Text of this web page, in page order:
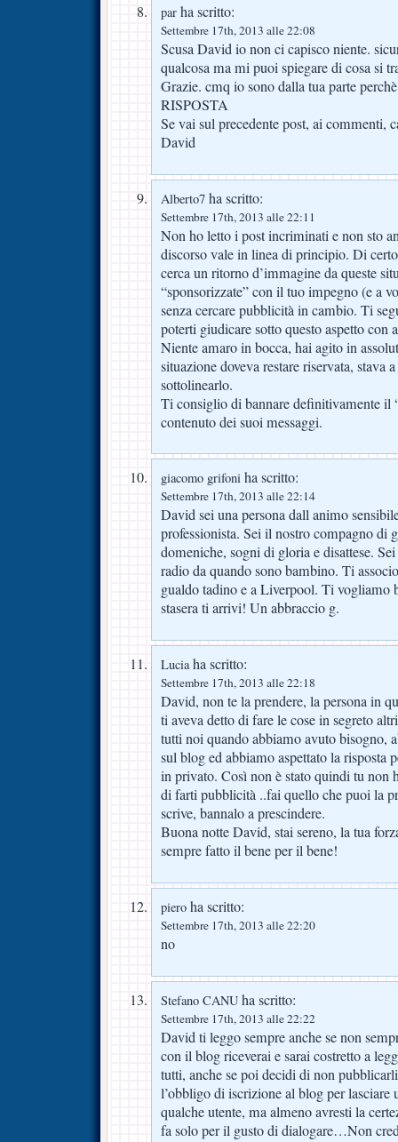
par ha scritto:
Settembre 17th, 2013 alle 22:08
Scusa David io non ci capisco niente.
qualcosa ma mi puoi spiegare di cosa si
Grazie. cmq io sono dalla tua parte
RISPOSTA
Se vai sul precedente post, ai commenti,
David
Alberto7 ha scritto:
Settembre 17th, 2013 alle 22:11
Non ho letto i post incriminati e non sto
discorso vale in linea di principio. Di
cerca un ritorno d’immagine da queste
“sponsorizzate” con il tuo impegno (e a
senza cercare pubblicità in cambio. Ti
poterti giudicare sotto questo aspetto con
Niente amaro in bocca, hai agito in
situazione doveva restare riservata, stava
sottolinearlo.
Ti consiglio di bannare definitivamente il
contenuto dei suoi messaggi.
giacomo grifoni ha scritto:
Settembre 17th, 2013 alle 22:14
David sei una persona dall animo
professionista. Sei il nostro compagno di
domeniche, sogni di gloria e disattese.
radio da quando sono bambino. Ti
gualdo tadino e a Liverpool. Ti vogliamo
stasera ti arrivi! Un abbraccio g.
Luciaha scritto:
Settembre 17th, 2013 alle 22:18
David, non te la prendere, la persona in
ti aveva detto di fare le cose in segreto
tutti noi quando abbiamo avuto bisogno,
sul blog ed abbiamo aspettato la risposta
in privato. Così non è stato quindi tu non
di farti pubblicità ..fai quello che puoi la
scrive, bannalo a prescindere.
Buona notte David, stai sereno, la tua
sempre fatto il bene per il bene!
piero ha scritto:
Settembre 17th, 2013 alle 22:20
no
Stefano CANU ha scritto:
Settembre 17th, 2013 alle 22:22
David ti leggo sempre anche se non
con il blog riceverai e sarai costretto a
tutti, anche se poi decidi di non
l’obbligo di iscrizione al blog per lasciare
qualche utente, ma almeno avresti la
fa solo per il gusto di dialogare…Non